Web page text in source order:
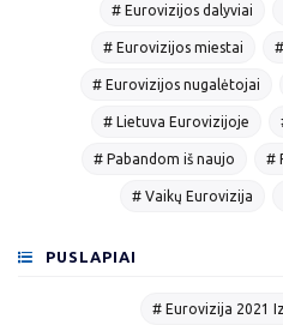
# Eurovizijos dalyviai
# Eurovizijos miestai
# Eurovizijos nugalėtojai
# Lietuva Eurovizijoje
# Pabandom iš naujo #
# Vaikų Eurovizija
PUSLAPIAI
# Eurovizija 2021